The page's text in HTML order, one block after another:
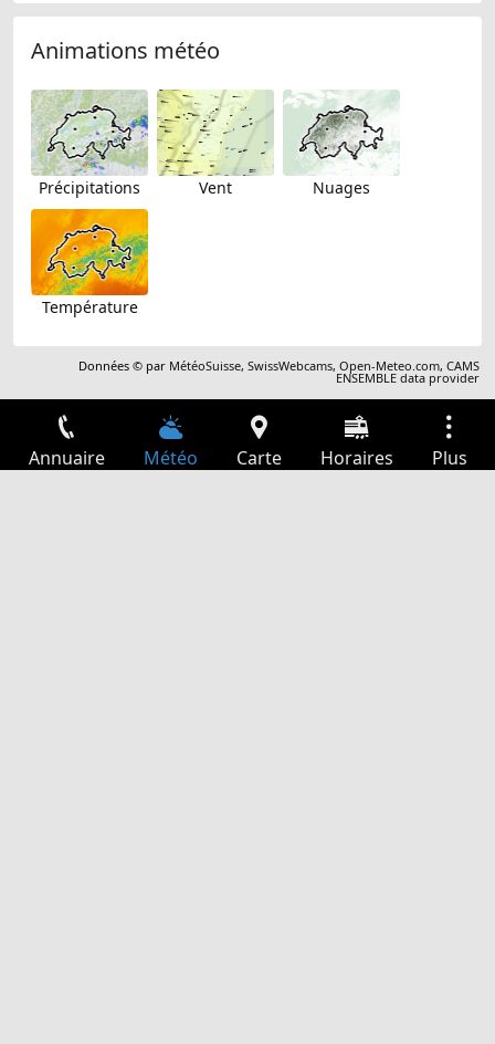
Animations météo
Précipitations Vent Nuages
Température
Données © par MétéoSuisse,SwissWebcams,Open-Meteo.com,CAMS
ENSEMBLE data provider
Annuaire Météo Carte Horaires Plus